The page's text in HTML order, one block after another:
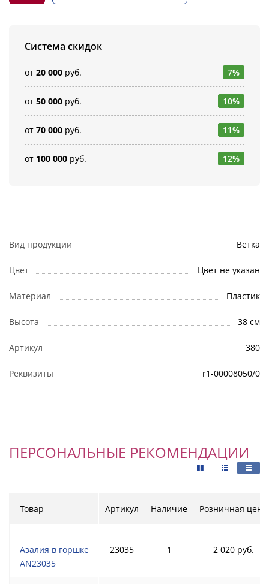
Система скидок
от 20 000 руб. 7%
от 50 000 руб. 10%
от 70 000 руб. 11%
от 100 000 руб. 12%
Вид продукции Ветка
Цвет Цвет не указан
Материал Пластик
Высота 38 см
Артикул 380
Реквизиты r1-00008050/0
ПЕРСОНАЛЬНЫЕ РЕКОМЕНДАЦИИ
Товар
Азалия в горшке
AN23035
Артикул Наличие Розничная цена
23035 1 2 020 руб.